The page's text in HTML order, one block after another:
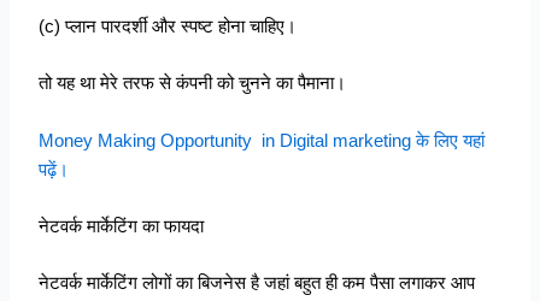
(c) प्लान पारदर्शी और स्पष्ट होना चाहिए।
तो यह था मेरे तरफ से कंपनी को चुनने का पैमाना।
Money Making Opportunity in Digital marketing के लिए यहां
पढ़ें।
नेटवर्क मार्केटिंग का फायदा
नेटवर्क मार्केटिंग लोगों का बिजनेस है जहां बहुत ही कम पैसा लगाकर आप